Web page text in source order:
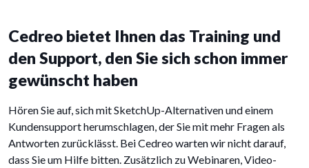
Cedreo bietet Ihnen das Training und
den Support, den Sie sich schon immer
gewünscht haben
Hören Sie auf, sich mit SketchUp-Alternativen und einem
Kundensupport herumschlagen, der Sie mit mehr Fragen als
Antworten zurücklässt. Bei Cedreo warten wir nicht darauf,
dass Sie um Hilfe bitten. Zusätzlich zu Webinaren, Video-